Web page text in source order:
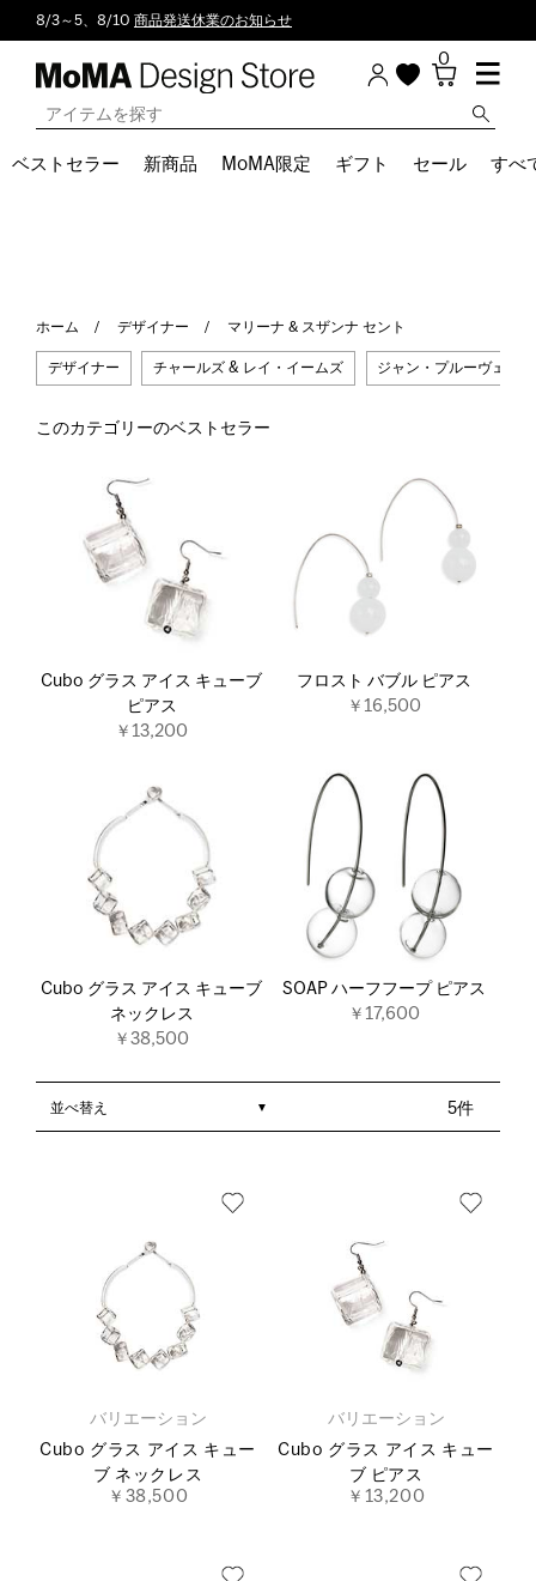
8/3～5、8/10 商品発送休業のお知らせ
0
ベストセラー 新商品 MoMA限定 ギフト セール すべ
ホーム デザイナー マリーナ & スザンナ セント
デザイナー チャールズ & レイ・イームズ ジャン・プルーヴェ
このカテゴリーのベストセラー
Cubo グラス アイス キューブ
ピアス
￥13,200
フロスト バブル ピアス
￥16,500
Cubo グラス アイス キューブ
ネックレス
￥38,500
SOAP ハーフフープ ピアス
￥17,600
5件
並べ替え
バリエーション
Cubo グラス アイス キュー
ブ ネックレス
￥38,500
バリエーション
Cubo グラス アイス キュー
ブ ピアス
￥13,200